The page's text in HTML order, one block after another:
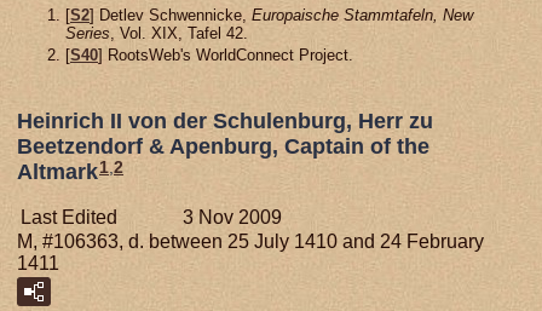
[S2] Detlev Schwennicke, Europaische Stammtafeln, New
Series , Vol. XIX, Tafel 42.
[S40] RootsWeb's WorldConnect Project.
Heinrich II von der Schulenburg, Herr zu
Beetzendorf & Apenburg, Captain of the
Altmark1,2
Last Edited
3 Nov 2009
M, #106363, d. between 25 July 1410 and 24 February
1411